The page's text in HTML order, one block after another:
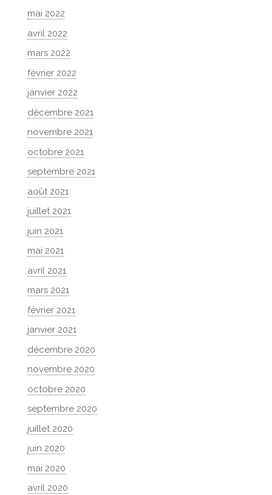
mai 2022
avril 2022
mars 2022
février 2022
janvier 2022
décembre 2021
novembre 2021
octobre 2021
septembre 2021
août 2021
juillet 2021
juin 2021
mai 2021
avril 2021
mars 2021
février 2021
janvier 2021
décembre 2020
novembre 2020
octobre 2020
septembre 2020
juillet 2020
juin 2020
mai 2020
avril 2020